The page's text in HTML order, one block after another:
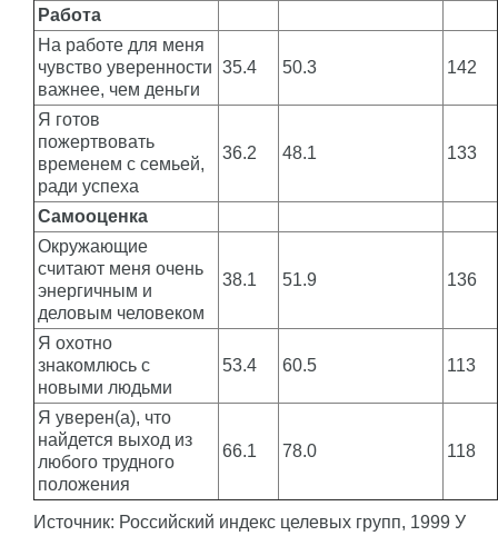
Работа
На работе для меня
чувство уверенности
важнее, чем деньги
35.4 50.3 142
Я готов
пожертвовать
временем с семьей,
ради успеха
36.2 48.1 133
Самооценка
Окружающие
считают меня очень
энергичным и
деловым человеком
38.1 51.9 136
Я охотно
знакомлюсь с
новыми людьми
53.4 60.5 113
Я уверен(а), что
найдется выход из
любого трудного
положения
66.1 78.0 118
Источник: Российский индекс целевых групп, 1999 У